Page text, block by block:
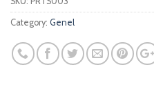
Category: Genel